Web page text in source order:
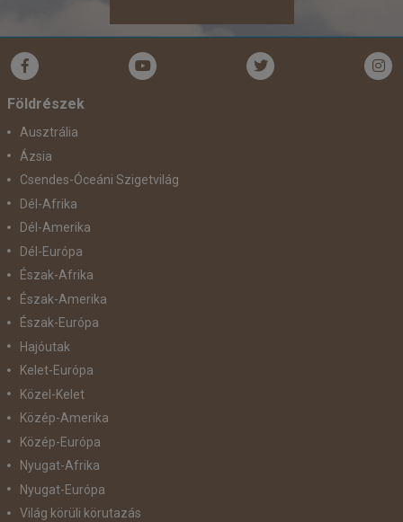
Földrészek
Ausztrália
Ázsia
Csendes-Óceáni Szigetvilág
Dél-Afrika
Dél-Amerika
Dél-Európa
Észak-Afrika
Észak-Amerika
Észak-Európa
Hajóutak
Kelet-Európa
Közel-Kelet
Közép-Amerika
Közép-Európa
Nyugat-Afrika
Nyugat-Európa
Világ körüli körutazás